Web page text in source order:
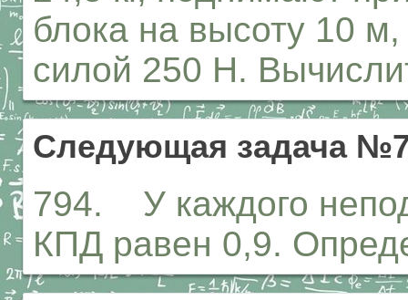
блока на высоту 10
силой 250 Н.
Следующая задача
794. У каждого
КПД равен 0,9.